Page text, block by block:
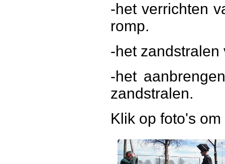
-het verrichten
romp.
-het
-het
zandstralen.
Klik op foto's